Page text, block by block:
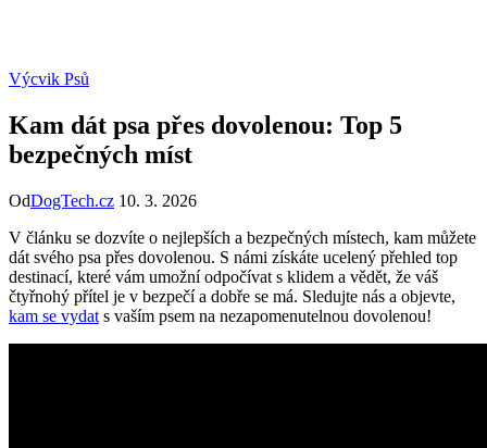
Výcvik Psů
Kam dát psa přes dovolenou: Top 5
bezpečných míst
OdDogTech.cz 10. 3. 2026
V článku se dozvíte o nejlepších a bezpečných místech, kam můžete
dát svého psa přes dovolenou. S námi získáte ucelený přehled top
destinací, které vám umožní odpočívat s klidem a vědět, že váš
čtyřnohý přítel je v bezpečí a dobře se má. Sledujte nás a objevte,
kam se vydat s vaším psem na nezapomenutelnou dovolenou!